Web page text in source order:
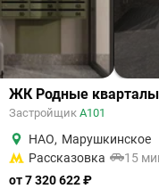
ЖК Родные кварталы
Застройщик А101
НАО, Марушкинское
Рассказовка
15
от 7 320 622 ₽